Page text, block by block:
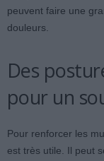
peuvent faire une
douleurs.
Des
pour un
Pour renforcer les
est très utile. Il peut